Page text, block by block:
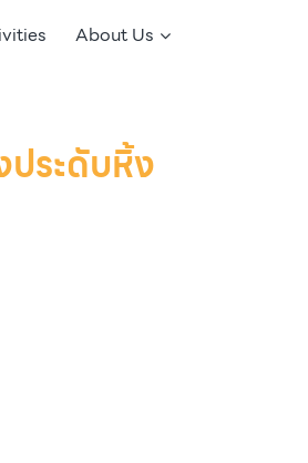
About Us
ประดับหิ้ง